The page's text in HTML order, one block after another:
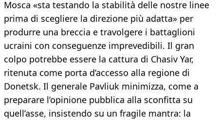
Mosca «sta testando la stabilità delle nostre linee
prima di scegliere la direzione più adatta» per
produrre una breccia e travolgere i battaglioni
ucraini con conseguenze imprevedibili. Il gran
colpo potrebbe essere la cattura di Chasiv Yar,
ritenuta come porta d’accesso alla regione di
Donetsk. Il generale Pavliuk minimizza, come a
preparare l’opinione pubblica alla sconfitta su
quell’asse, insistendo su un fragile mantra: la